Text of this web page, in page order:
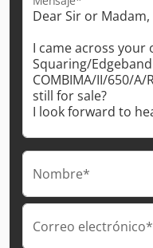
Nombre*
Correo electrónico*